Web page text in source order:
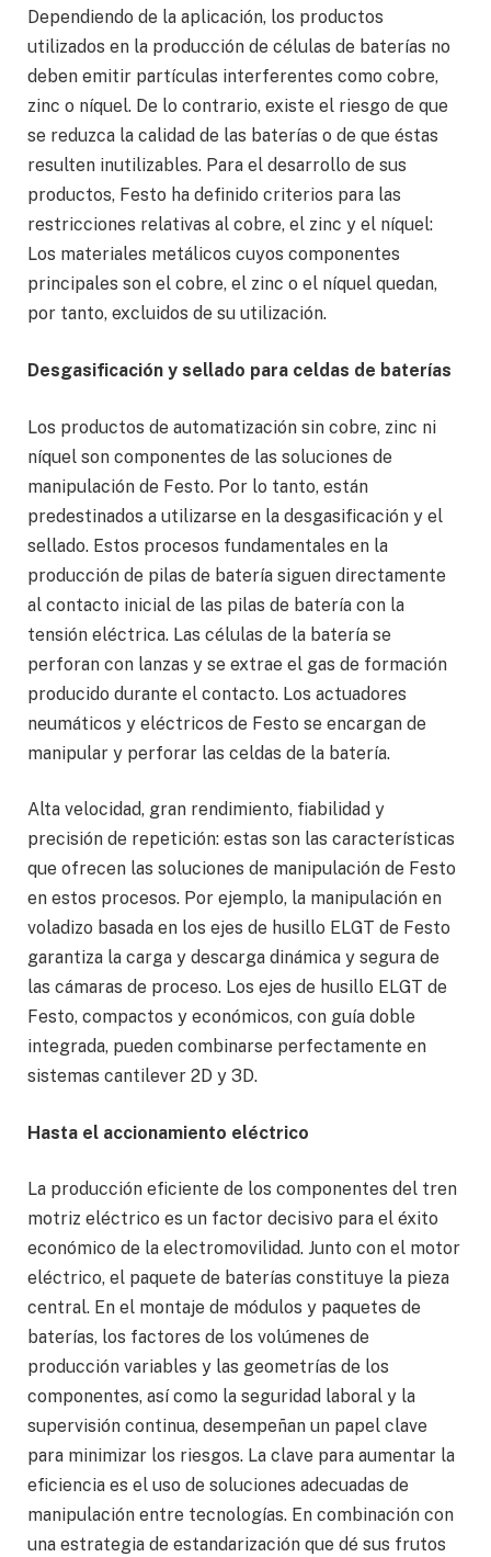
Dependiendo de la aplicación, los productos
utilizados en la producción de células de baterías no
deben emitir partículas interferentes como cobre,
zinc o níquel. De lo contrario, existe el riesgo de que
se reduzca la calidad de las baterías o de que éstas
resulten inutilizables. Para el desarrollo de sus
productos, Festo ha definido criterios para las
restricciones relativas al cobre, el zinc y el níquel:
Los materiales metálicos cuyos componentes
principales son el cobre, el zinc o el níquel quedan,
por tanto, excluidos de su utilización.
Desgasificación y sellado para celdas de baterías
Los productos de automatización sin cobre, zinc ni
níquel son componentes de las soluciones de
manipulación de Festo. Por lo tanto, están
predestinados a utilizarse en la desgasificación y el
sellado. Estos procesos fundamentales en la
producción de pilas de batería siguen directamente
al contacto inicial de las pilas de batería con la
tensión eléctrica. Las células de la batería se
perforan con lanzas y se extrae el gas de formación
producido durante el contacto. Los actuadores
neumáticos y eléctricos de Festo se encargan de
manipular y perforar las celdas de la batería.
Alta velocidad, gran rendimiento, fiabilidad y
precisión de repetición: estas son las características
que ofrecen las soluciones de manipulación de Festo
en estos procesos. Por ejemplo, la manipulación en
voladizo basada en los ejes de husillo ELGT de Festo
garantiza la carga y descarga dinámica y segura de
las cámaras de proceso. Los ejes de husillo ELGT de
Festo, compactos y económicos, con guía doble
integrada, pueden combinarse perfectamente en
sistemas cantilever 2D y 3D.
Hasta el accionamiento eléctrico
La producción eficiente de los componentes del tren
motriz eléctrico es un factor decisivo para el éxito
económico de la electromovilidad. Junto con el motor
eléctrico, el paquete de baterías constituye la pieza
central. En el montaje de módulos y paquetes de
baterías, los factores de los volúmenes de
producción variables y las geometrías de los
componentes, así como la seguridad laboral y la
supervisión continua, desempeñan un papel clave
para minimizar los riesgos. La clave para aumentar la
eficiencia es el uso de soluciones adecuadas de
manipulación entre tecnologías. En combinación con
una estrategia de estandarización que dé sus frutos